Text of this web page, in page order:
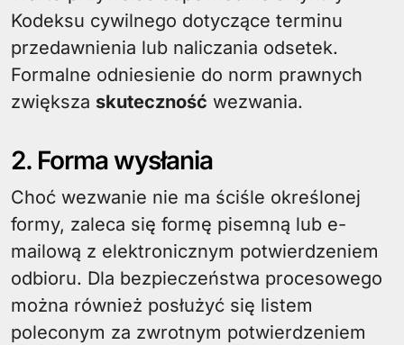
Kodeksu cywilnego dotyczące terminu
przedawnienia lub naliczania odsetek.
Formalne odniesienie do norm prawnych
zwiększa skuteczność wezwania.
2. Forma wysłania
Choć wezwanie nie ma ściśle określonej
formy, zaleca się formę pisemną lub e-
mailową z elektronicznym potwierdzeniem
odbioru. Dla bezpieczeństwa procesowego
można również posłużyć się listem
poleconym za zwrotnym potwierdzeniem